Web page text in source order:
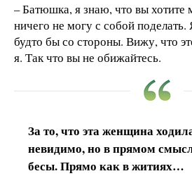
– Батюшка, я знаю, что вы
ничего не могу с собой
будто бы со стороны. Вижу, что
я. Так что вы не обижайтесь.
За то, что эта женщина
невидимо, но в прямом
бесы. Прямо как в житиях…